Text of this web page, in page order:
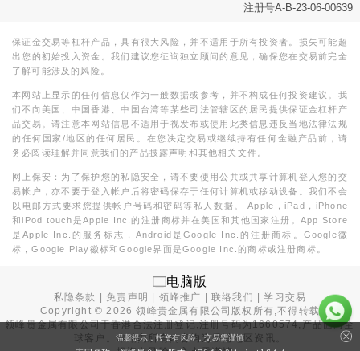
注册号A-B-23-06-00639
保证金交易等杠杆产品，具有很大风险，并不适用于所有投资者。损失可能超
出您的初始投入资金。我们建议您征询独立顾问的意见，确保您在交易前完全
了解可能涉及的风险。
本网站上显示的任何信息仅作为一般数据或参考，并不构成任何投资建议。我
们不向美国、中国香港、中国台湾等某些司法管辖区的居民提供保证金杠杆产
品交易。请注意本网站信息不适用于视发布或使用此类信息违反当地法律法规
的任何国家/地区的任何居民。在您决定交易或继续持有任何金融产品前，请
务必阅读理解并同意我们的产品披露声明和其他相关文件。
网上保安：为了保护您的私隐安全，请不要使用公共或共享计算机登入您的交
易帐户，亦不要于登入帐户后将密码保存于任何计算机或移动设备。我们不会
以电邮方式要求您提供帐户号码和密码等私人数据。 Apple，iPad，iPhone
和iPod touch是Apple Inc.的注册商标并在美国和其他国家注册。App Store
是Apple Inc.的服务标志，Android是Google Inc.的注册商标。Google徽
标，Google Play徽标和Google界面是Google Inc.的商标或注册商标。
电脑版
私隐条款 |免责声明 领峰推广 |联络我们 |学习交易
Copyright ©2026 领峰贵金属有限公司版权所有,不得转载
领峰贵金属有限公司于香港合法注册登记,注册号码为1660574,产品面向全
球客户。本站内所有内容均为香港地区资讯。
温馨提示：投资有风险，交易需谨慎